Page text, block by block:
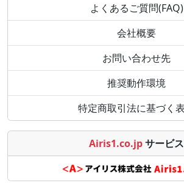
よくあるご質問(FAQ)
会社概要
お問い合わせ先
推奨動作環境
特定商取引法に基づく
Airis1.co.jpサービス